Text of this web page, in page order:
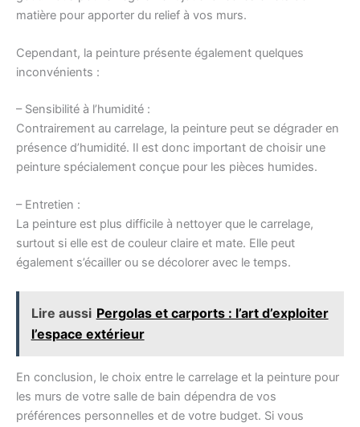
matière pour apporter du relief à vos murs.
Cependant, la peinture présente également quelques
inconvénients :
– Sensibilité à l’humidité :
Contrairement au carrelage, la peinture peut se dégrader en
présence d’humidité. Il est donc important de choisir une
peinture spécialement conçue pour les pièces humides.
– Entretien :
La peinture est plus difficile à nettoyer que le carrelage,
surtout si elle est de couleur claire et mate. Elle peut
également s’écailler ou se décolorer avec le temps.
Lire aussi Pergolas et carports : l’art d’exploiter
l’espace extérieur
En conclusion, le choix entre le carrelage et la peinture pour
les murs de votre salle de bain dépendra de vos
préférences personnelles et de votre budget. Si vous